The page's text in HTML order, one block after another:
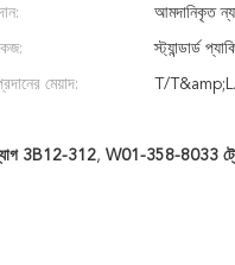
আমদানিকৃত
স্ট্যান্ডার্ড
মেয়াদ: T/
3B12-312, W01-358-8033